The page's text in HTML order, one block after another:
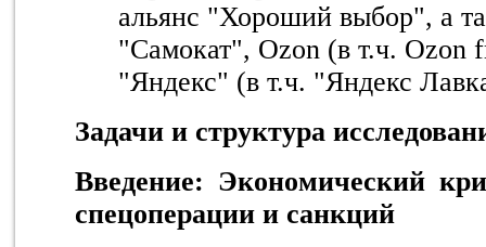
альянс "Хороший выбор", а
"Самокат", Ozon (в т.ч. Ozon
"Яндекс" (в т.ч. "Яндекс
Задачи и структура
Введение: Экономический
спецоперации и санкций